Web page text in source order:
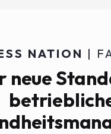
NATION |
neue